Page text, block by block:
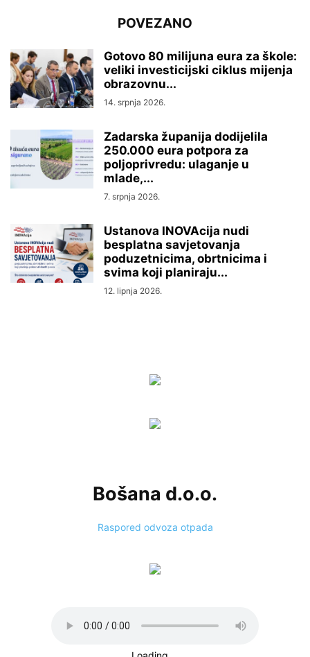
POVEZANO
Gotovo 80 milijuna eura za škole:
veliki investicijski ciklus mijenja
obrazovnu...
14. srpnja 2026.
Zadarska županija dodijelila
250.000 eura potpora za
poljoprivredu: ulaganje u
mlade,...
7. srpnja 2026.
Ustanova INOVAcija nudi
besplatna savjetovanja
poduzetnicima, obrtnicima i
svima koji planiraju...
12. lipnja 2026.
Bošana d.o.o.
Raspored odvoza otpada